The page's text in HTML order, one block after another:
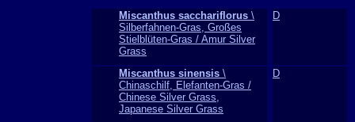
Miscanthus sacchariflorus \
Silberfahnen-Gras, Großes
Stielblüten-Gras / Amur Silver
Grass
D
Miscanthus sinensis \
Chinaschilf, Elefanten-Gras /
Chinese Silver Grass,
Japanese Silver Grass
D